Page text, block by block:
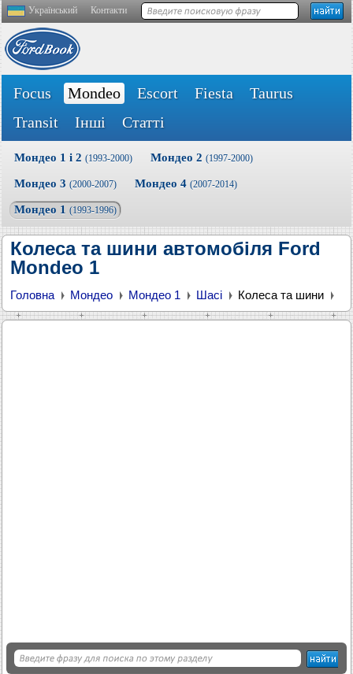
Український Контакти
Focus Mondeo Escort Fiesta
Taurus
Transit
Інші Статті
Мондео 1 і 2 (1993-2000) Мондео 2 (1997-2000)
Мондео 3 (2000-2007) Мондео 4 (2007-2014)
Мондео 1 (1993-1996)
Колеса та шини автомобіля Ford
Mondeo 1
Головна Мондео Мондео 1 Шасі Колеса та шини